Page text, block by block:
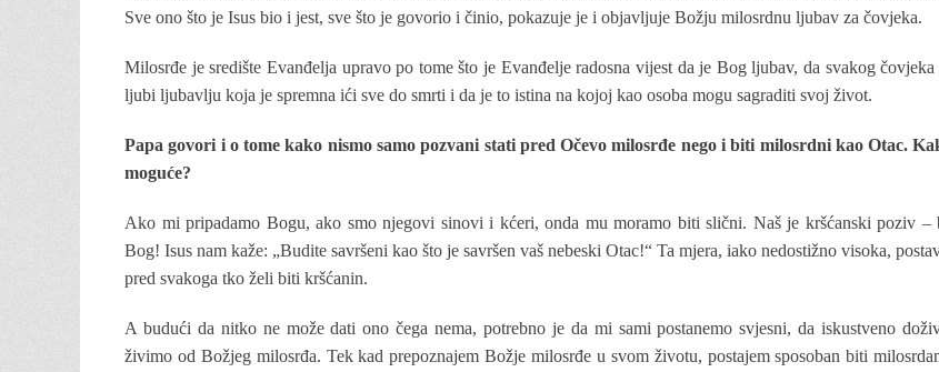
Sve ono što je Isus bio i jest, sve što je govorio i činio, pokazuje je i objavljuje Božju milosrdnu ljubav za čovjeka.
Milosrđe je središte Evanđelja upravo po tome što je Evanđelje radosna vijest da je Bog ljubav, da svakog čovjeka
ljubi ljubavlju koja je spremna ići sve do smrti i da je to istina na kojoj kao osoba mogu sagraditi svoj život.
Papa govori i o tome kako nismo samo pozvani stati pred Očevo milosrđe nego i biti milosrdni kao Otac.
moguće?
Ako mi pripadamo Bogu, ako smo njegovi sinovi i kćeri, onda mu moramo biti slični. Naš je kršćanski poziv –
Bog! Isus nam kaže: „Budite savršeni kao što je savršen vaš nebeski Otac!“ Ta mjera, iako nedostižno visoka,
pred svakoga tko želi biti kršćanin.
A budući da nitko ne može dati ono čega nema, potrebno je da mi sami postanemo svjesni, da iskustveno
živimo od Božjeg milosrđa. Tek kad prepoznajem Božje milosrđe u svom životu, postajem sposoban biti